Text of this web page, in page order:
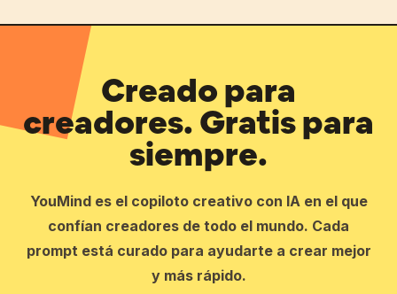
Creado para
creadores. Gratis para
siempre.
YouMind es el copiloto creativo con IA en el que
confían creadores de todo el mundo. Cada
prompt está curado para ayudarte a crear mejor
y más rápido.